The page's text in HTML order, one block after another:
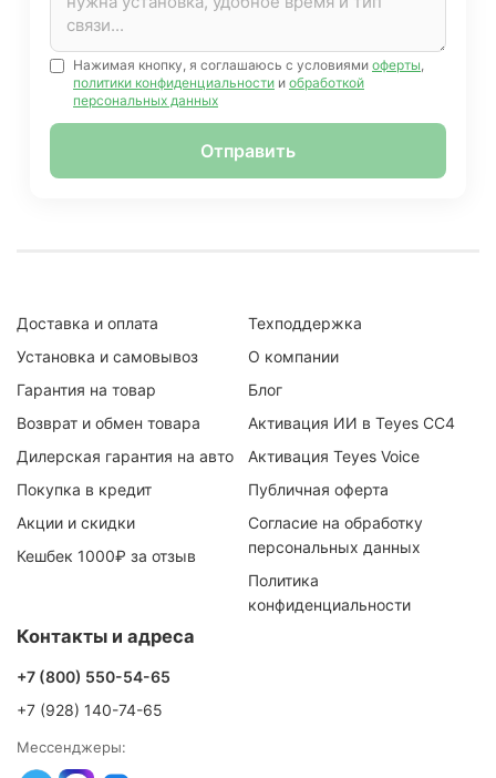
Нажимая кнопку, я соглашаюсь с условиями оферты
политики конфиденциальности и обработкой
персональных данных
Отправить
Доставка и оплата
Установка и самовывоз
Гарантия на товар
Возврат и обмен товара
Дилерская гарантия на авто
Покупка в кредит
Акции и скидки
Кешбек 1000₽ за отзыв
Техподдержка
О компании
Блог
Активация ИИ в Teyes CC4
Активация Teyes Voice
Публичная оферта
Согласие на обработку
персональных данных
Политика
конфиденциальности
Контакты и адреса
+7 (800) 550-54-65
+7 (928) 140-74-65
Мессенджеры: